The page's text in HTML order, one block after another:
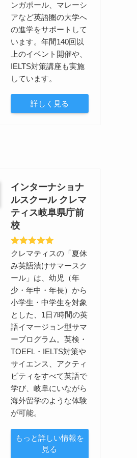
ンガポール、マレーシ
アなど英語圏の大学へ
の進学をサポートして
います。年間140回以
上のイベント開催や、
IELTS対策講座も実施
しています。
詳しく見る
インターナショナ
ルスクール クレマ
ティス岐阜県庁前
校
クレマティスの「夏休
み英語漬けサマースク
ール」は、幼児（年
少・年中・年長）から
小学生・中学生を対象
とした、1日7時間の英
語イマージョン型サマ
ープログラム。英検・
TOEFL・IELTS対策や
サイエンス、アクティ
ビティをすべて英語で
学び、岐阜にいながら
海外留学のような体験
が可能。
もっと詳しい情報を
見る